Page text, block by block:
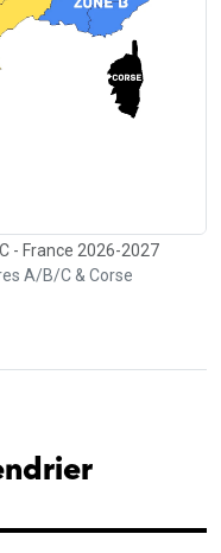
- France 2026-2027
A/B/C & Corse